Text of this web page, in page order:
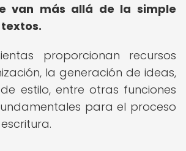
van más allá de la simple
proporcionan recursos
la generación de ideas,
estilo, entre otras funciones
para el proceso